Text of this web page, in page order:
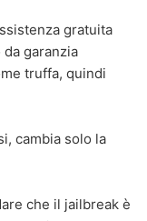
gratuita
garanzia
truffa, quindi
cambia solo la
che il jailbreak è